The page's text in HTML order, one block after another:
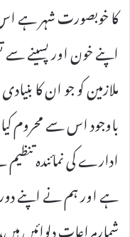
کا خوبصورت شہر ہے
اپنے خون اور پسینے
ملازمین کو جو ان کا
باوجود اس سے محروم
ادارے کی نمائندہ
ہے اور ہم نے اپنے